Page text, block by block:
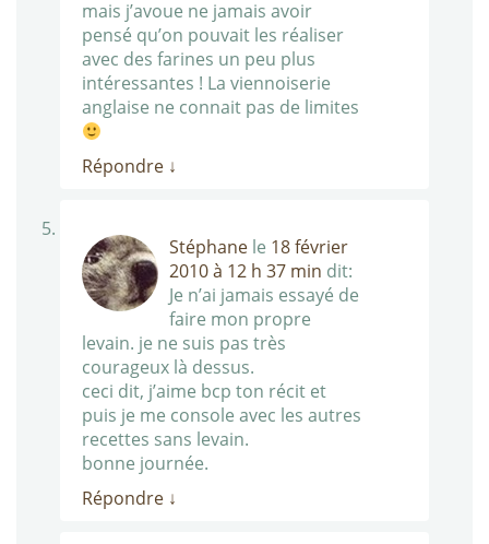
mais j’avoue ne jamais avoir
pensé qu’on pouvait les réaliser
avec des farines un peu plus
intéressantes ! La viennoiserie
anglaise ne connait pas de limites
Répondre ↓
Stéphane le 18 février
2010 à 12 h 37 min dit:
Je n’ai jamais essayé de
faire mon propre
levain. je ne suis pas très
courageux là dessus.
ceci dit, j’aime bcp ton récit et
puis je me console avec les autres
recettes sans levain.
bonne journée.
Répondre ↓